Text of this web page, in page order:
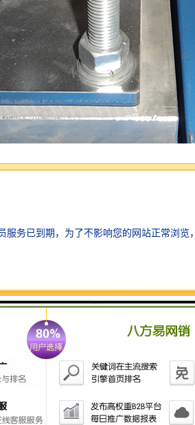
花，高频压花机，高频服装压花
花机，真皮压花机，塑胶压花机，根
工生产的产品不同，高周波压花机
垫压花机，鞋面压花机，箱包压花
所讲到的利用高周波的熔接接原
物料在高周波模具的条件下进行高
进行高周波定型，即达到我们所需